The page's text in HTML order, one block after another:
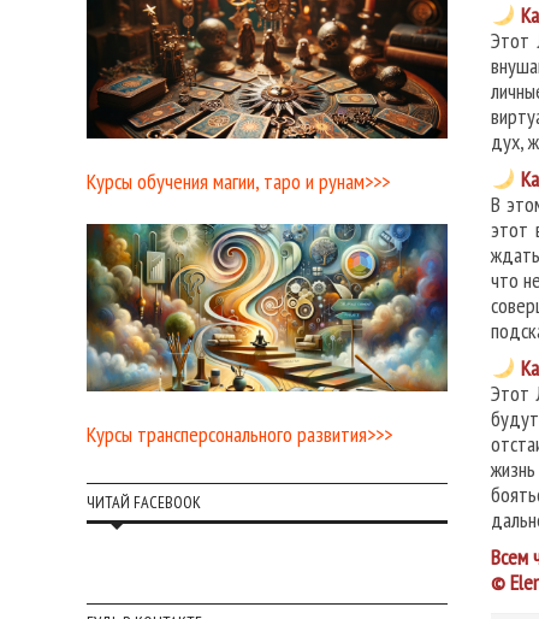
Этот
дух,
В
этот
что
Этот
Всем
©
Курсы обучения магии, таро и рунам>>>
Курсы трансперсонального развития>>>
ЧИТАЙ FACEBOOK